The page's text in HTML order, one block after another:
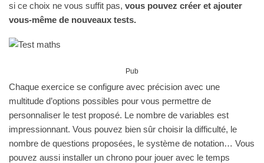
si ce choix ne vous suffit pas, vous pouvez créer et ajouter
vous-même de nouveaux tests.
Pub
Chaque exercice se configure avec précision avec une
multitude d’options possibles pour vous permettre de
personnaliser le test proposé. Le nombre de variables est
impressionnant. Vous pouvez bien sûr choisir la difficulté, le
nombre de questions proposées, le système de notation… Vous
pouvez aussi installer un chrono pour jouer avec le temps